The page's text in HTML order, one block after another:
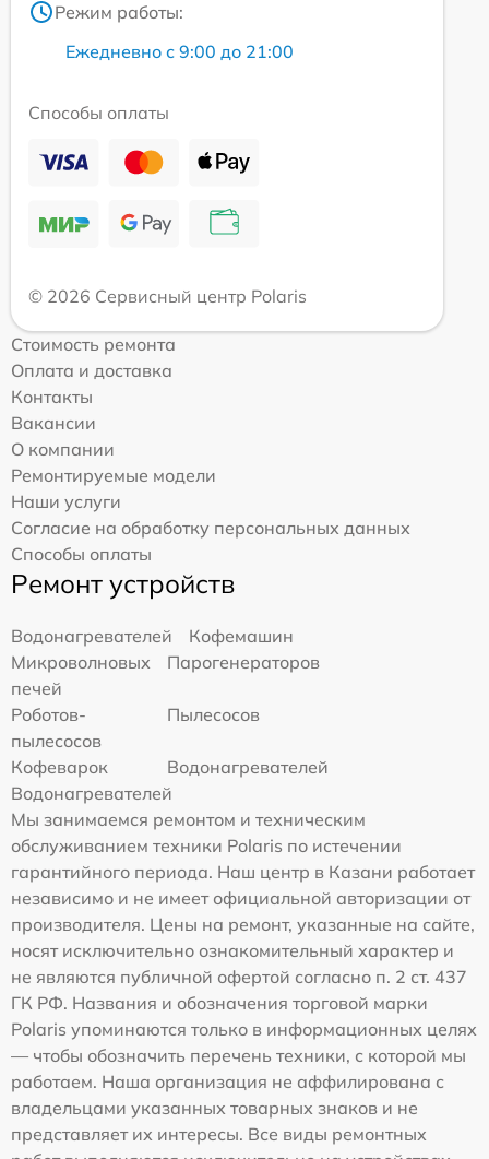
Режим работы:
Ежедневно с 9:00 до 21:00
Способы оплаты
© 2026 Сервисный центр Polaris
Стоимость ремонта
Оплата и доставка
Контакты
Вакансии
О компании
Ремонтируемые модели
Наши услуги
Согласие на обработку персональных данных
Способы оплаты
Ремонт устройств
Водонагревателей
Кофемашин
Микроволновых
печей
Парогенераторов
Роботов-
пылесосов
Пылесосов
Кофеварок
Водонагревателей
Водонагревателей
Мы занимаемся ремонтом и техническим
обслуживанием техники Polaris по истечении
гарантийного периода. Наш центр в Казани работает
независимо и не имеет официальной авторизации от
производителя. Цены на ремонт, указанные на сайте,
носят исключительно ознакомительный характер и
не являются публичной офертой согласно п. 2 ст. 437
ГК РФ. Названия и обозначения торговой марки
Polaris упоминаются только в информационных целях
— чтобы обозначить перечень техники, с которой мы
работаем. Наша организация не аффилирована с
владельцами указанных товарных знаков и не
представляет их интересы. Все виды ремонтных